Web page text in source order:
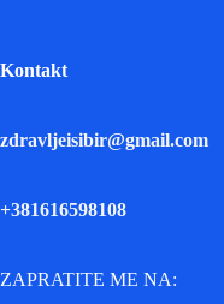
Kontakt
zdravljeisibir@gmail.com
+381616598108
ZAPRATITE ME NA: